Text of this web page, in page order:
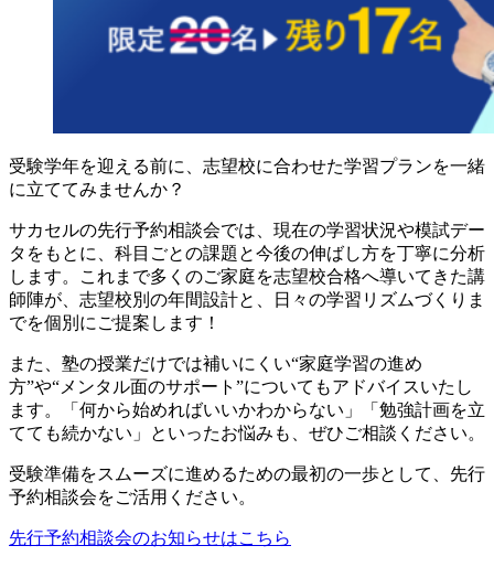
受験学年を迎える前に、志望校に合わせた学習プランを一緒
に立ててみませんか？
サカセルの先行予約相談会では、現在の学習状況や模試デー
タをもとに、科目ごとの課題と今後の伸ばし方を丁寧に分析
します。これまで多くのご家庭を志望校合格へ導いてきた講
師陣が、志望校別の年間設計と、日々の学習リズムづくりま
でを個別にご提案します！
また、塾の授業だけでは補いにくい“家庭学習の進め
方”や“メンタル面のサポート”についてもアドバイスいたし
ます。「何から始めればいいかわからない」「勉強計画を立
てても続かない」といったお悩みも、ぜひご相談ください。
受験準備をスムーズに進めるための最初の一歩として、先行
予約相談会をご活用ください。
先行予約相談会のお知らせはこちら